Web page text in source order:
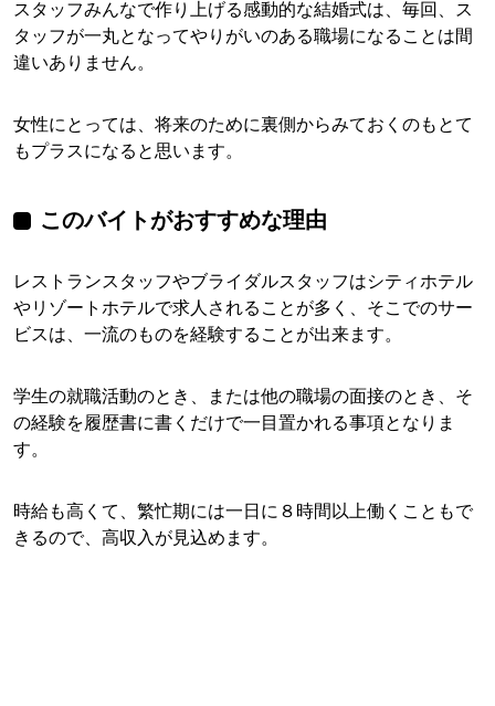
スタッフみんなで作り上げる感動的な結婚式は、毎回、ス
タッフが一丸となってやりがいのある職場になることは間
違いありません。
女性にとっては、将来のために裏側からみておくのもとて
もプラスになると思います。
このバイトがおすすめな理由
レストランスタッフやブライダルスタッフはシティホテル
やリゾートホテルで求人されることが多く、そこでのサー
ビスは、一流のものを経験することが出来ます。
学生の就職活動のとき、または他の職場の面接のとき、そ
の経験を履歴書に書くだけで一目置かれる事項となりま
す。
時給も高くて、繁忙期には一日に８時間以上働くこともで
きるので、高収入が見込めます。